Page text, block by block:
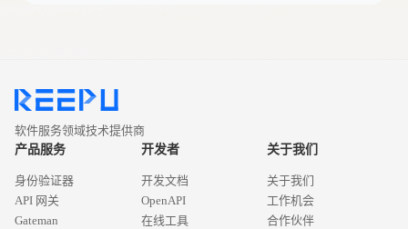
软件服务领域技术提供商
产品服务
身份验证器
API 网关
Gateman
开发者
开发文档
OpenAPI
在线工具
关于我们
关于我们
工作机会
合作伙伴